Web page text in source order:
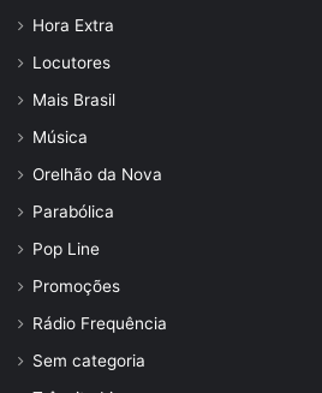
Hora Extra
Locutores
Mais Brasil
Música
Orelhão da Nova
Parabólica
Pop Line
Promoções
Rádio Frequência
Sem categoria